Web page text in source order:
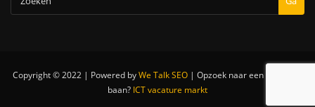
Copyright © 2022 | Powered byWe Talk SEO | Opzoek naar een nieuwe IT
baan? ICT vacature markt